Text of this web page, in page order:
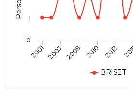
BRISET
2001 2003 2008 2010 2012
0
1